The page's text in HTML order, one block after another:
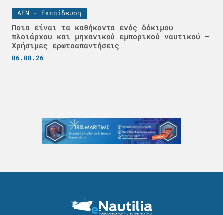
ΑΕΝ - Εκπαίδευση
Ποια είναι τα καθήκοντα ενός δόκιμου
πλοιάρχου και μηχανικού εμπορικού ναυτικού –
Χρήσιμες ερωτοαπαντήσεις
06.08.26